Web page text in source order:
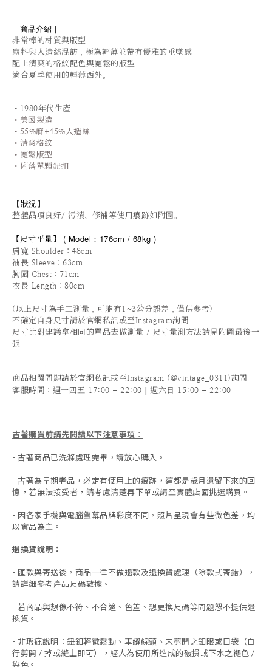
｜商品介紹｜
非常棒的材質與版型
麻料與人造絲混訪，極為輕薄並帶有優雅的垂墜感
配上清爽的格紋配色與寬鬆的版型
適合夏季使用的輕薄西外。
•1980年代生產
•美國製造
•55%麻+45%人造絲
•清爽格紋
•寬鬆版型
•俐落單顆鈕扣
【狀況】
整體品項良好/ 污漬、修補等使用痕跡如附圖。
【 尺寸平量 】 ( Model：176cm / 68kg )
肩寬 Shoulder：48cm
袖長 Sleeve：63cm
胸圍 Chest：71cm
衣長 Length：80cm
(以上尺寸為手工測量，可能有1~3公分誤差，僅供參考)
不確定自身尺寸請於官網私訊或至Instagram詢問
尺寸比對建議拿相同的單品去做測量 / 尺寸量測方法請見附圖最後一
張
商品相關問題請於官網私訊或至Instagram (@vintage_0311)詢問
客服時間 ：週一四五 17:00 - 22:00 | 週六日 15:00 - 22:00
古著購買前請先閱讀以下注意事項 ：
- 古著商品已洗滌處理完畢，請放心購入。
- 古著為早期老品，必定有使用上的痕跡，這都是歲月遺留下來的回
憶，若無法接受者，請考慮清楚再下單或請至實體店面挑選購買。
- 因各家手機與電腦螢幕品牌彩度不同，照片呈現會有些微色差，均
以實品為主。
退換貨說明：
- 匯款與寄送後，商品一律不做退款及退換貨處理（除款式寄錯），
請詳細參考產品尺碼數據 。
- 若商品與想像不符、不合適、色差、想更換尺碼等問題恕不提供退
換貨。
- 非瑕疵說明：鈕釦輕微鬆動、車縫線頭、未剪開之釦眼或口袋（自
行剪開 / 掉或縫上即可），經人為使用所造成的破損或下水之褪色 /
染色。